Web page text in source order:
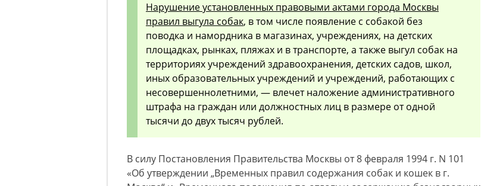
Нарушение установленных правовыми актами города Москвы
правил выгула собак, в том числе появление с собакой без
поводка и намордника в магазинах, учреждениях, на детских
площадках, рынках, пляжах и в транспорте, а также выгул собак на
территориях учреждений здравоохранения, детских садов, школ,
иных образовательных учреждений и учреждений, работающих с
несовершеннолетними, — влечет наложение административного
штрафа на граждан или должностных лиц в размере от одной
тысячи до двух тысяч рублей.
В силу Постановления Правительства Москвы от 8 февраля 1994 г. N 101
«Об утверждении „Временных правил содержания собак и кошек в г.